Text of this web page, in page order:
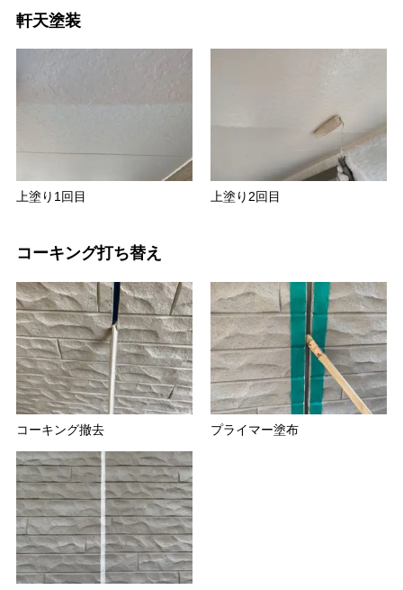
軒天塗装
上塗り1回目 上塗り2回目
コーキング打ち替え
コーキング撤去 プライマー塗布